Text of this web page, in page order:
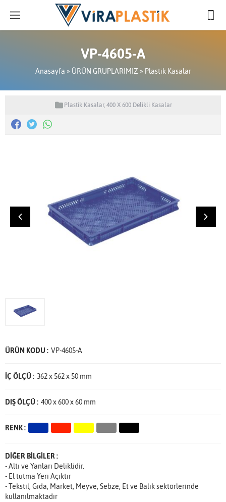
VP-4605-A
Anasayfa » ÜRÜN GRUPLARIMIZ » Plastik Kasalar
Plastik Kasalar, 400 X 600 Delikli Kasalar
ÜRÜN KODU : VP-4605-A
İÇ ÖLÇÜ : 362 x 562 x 50 mm
DIŞ ÖLÇÜ : 400 x 600 x 60 mm
RENK :
DİĞER BİLGİLER :
- Altı ve Yanları Deliklidir.
- El tutma Yeri Açıktır
- Tekstil, Gıda, Market, Meyve, Sebze, Et ve Balık sektörlerinde
kullanılmaktadır